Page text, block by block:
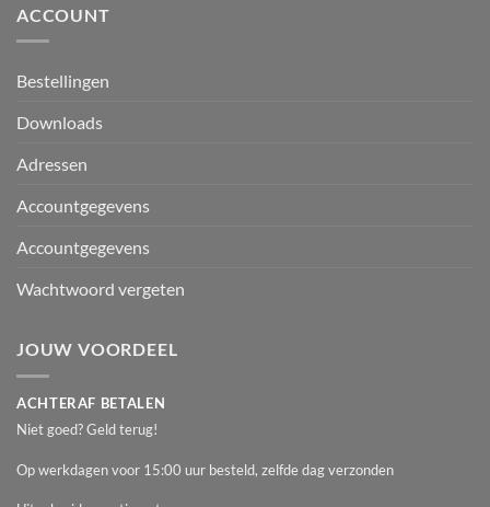
ACCOUNT
Bestellingen
Downloads
Adressen
Accountgegevens
Accountgegevens
Wachtwoord vergeten
JOUW VOORDEEL
ACHTERAF BETALEN
Niet goed? Geld terug!
Op werkdagen voor 15:00 uur besteld, zelfde dag verzonden